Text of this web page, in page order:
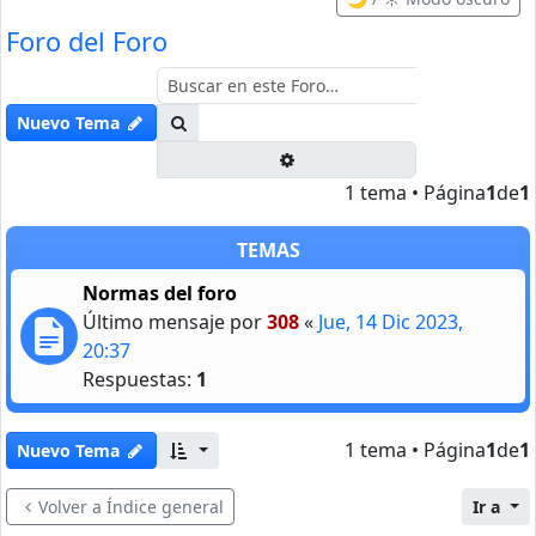
Foro del Foro
Nuevo Tema
1 tema • Página1de1
TEMAS
Normas del foro
Último mensaje por308« Jue, 14 Dic 2023,
20:37
Respuestas: 1
Nuevo Tema 1 tema • Página1de1
Volver a Índice general Ir a